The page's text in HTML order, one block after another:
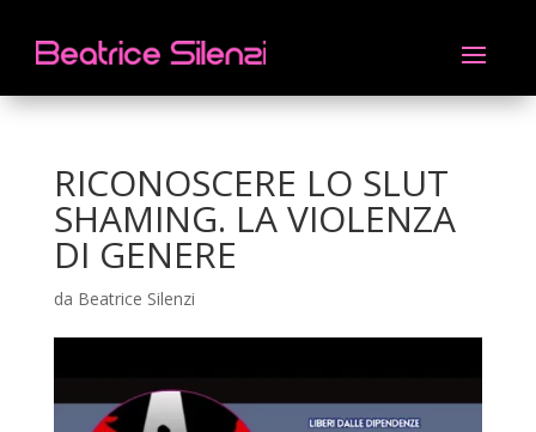
RICONOSCERE LO SLUT
SHAMING. LA VIOLENZA
DI GENERE
da Beatrice Silenzi